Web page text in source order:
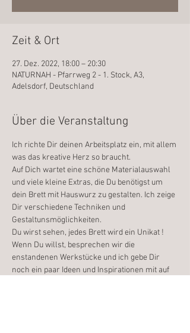
Zeit & Ort
27. Dez. 2022, 18:00 – 20:30
NATURNAH - Pfarrweg 2 - 1. Stock, A3,
Adelsdorf, Deutschland
Über die Veranstaltung
Ich richte Dir deinen Arbeitsplatz ein, mit allem
was das kreative Herz so braucht.
Auf Dich wartet eine schöne Materialauswahl
und viele kleine Extras, die Du benötigst um
dein Brett mit Hauswurz zu gestalten. Ich zeige
Dir verschiedene Techniken und
Gestaltunsmöglichkeiten.
Du wirst sehen, jedes Brett wird ein Unikat !
Wenn Du willst, besprechen wir die
enstandenen Werkstücke und ich gebe Dir
noch ein paar Ideen und Inspirationen mit auf